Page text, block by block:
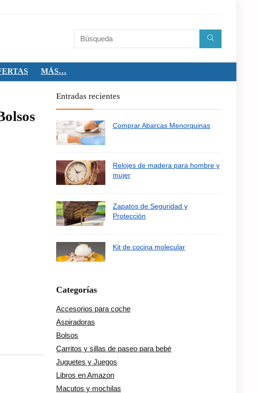
MÁS…
Entradas recientes
Comprar Abarcas Menorquinas
Relojes de madera para hombre y
mujer
Zapatos de Seguridad y
Protección
Kit de cocina molecular
Categorías
Accesorios para coche
Aspiradoras
Bolsos
Carritos y sillas de paseo para bebé
Juguetes y Juegos
Libros en Amazon
Macutos y mochilas